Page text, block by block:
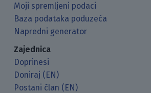
Moji spremljeni podaci
Baza podataka poduzeća
Napredni generator
Zajednica
Doprinesi
Doniraj (EN)
Postani član (EN)